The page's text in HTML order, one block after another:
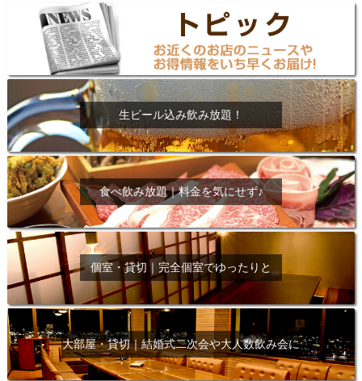
生ビール込み飲み放題！
食べ飲み放題｜料金を気にせず♪
個室・貸切｜完全個室でゆったりと
大部屋・貸切｜結婚式二次会や大人数飲み会に